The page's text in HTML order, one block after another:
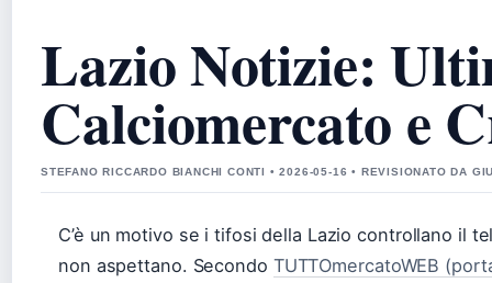
Lazio Notizie:
Calciomercato e
STEFANO RICCARDO BIANCHI CONTI • 2026-05-16 • REVISIONATO DA
C’è un motivo se i tifosi della Lazio controllano il
non aspettano. Secondo TUTTOmercatoWEB